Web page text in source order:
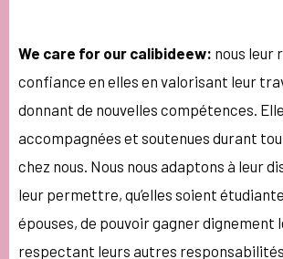
We care for our calibideew: nous leur
confiance en elles en valorisant leur
donnant de nouvelles compétences.
accompagnées et soutenues durant
chez nous. Nous nous adaptons à leur
leur permettre, qu’elles soient
épouses, de pouvoir gagner dignement
respectant leurs autres